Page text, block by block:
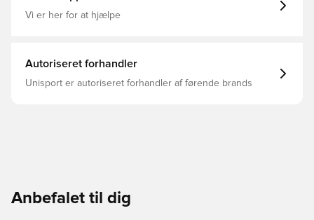
Vi er her for at hjælpe
Autoriseret forhandler
Unisport er autoriseret forhandler af førende brands
Anbefalet til dig